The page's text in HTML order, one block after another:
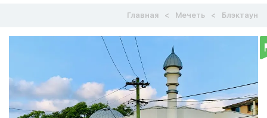
Главная Мечеть Блэктаун